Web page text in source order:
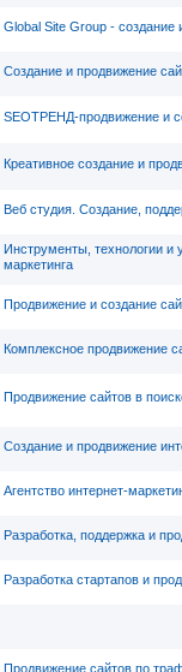
Global Site Group - создание
Создание и продвижение
SEOТРЕНД-продвижение и
Креативное создание и
Веб студия. Создание,
Инструменты, технологии и
маркетинга
Продвижение и создание
Комплексное продвижение
Продвижение сайтов в
Создание и продвижение
Агентство интернет-
Разработка, поддержка и
Разработка стартапов и
Продвижение сайтов по